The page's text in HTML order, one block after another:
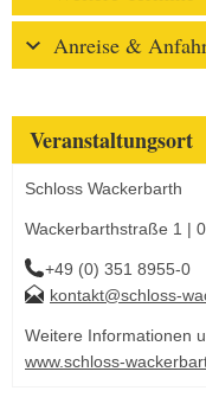
Anreise &
Veranstaltungsort
Schloss Wackerbarth
Wackerbarthstraße 1 |
+49 (0) 351 8955-0
kontakt@schloss-
Weitere Informationen
www.schloss-